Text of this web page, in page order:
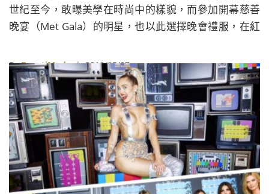
世紀至今，敢曝美學在時尚中的樣貌，而參加開幕慈善
晚宴（Met Gala）的明星，也以此選擇晚會禮服，在紅
今年紅毯上時而璀燦時而搞怪的華服，想必讓人覺得摸
不著頭緒，但其實只要掌握以下四項要點，就可以輕鬆
看懂這些服裝背後的意義。
ByBeautiMode| 2019/05/07